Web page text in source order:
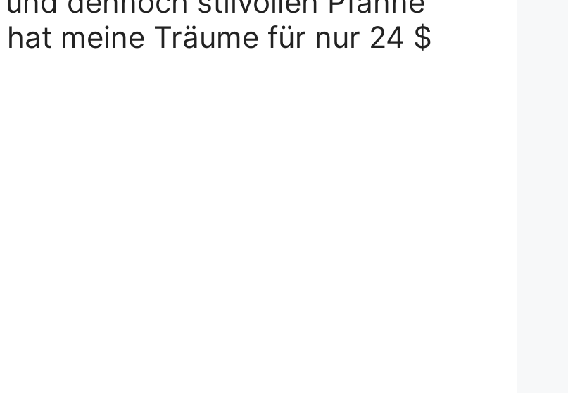
meine Träume für nur 24 $